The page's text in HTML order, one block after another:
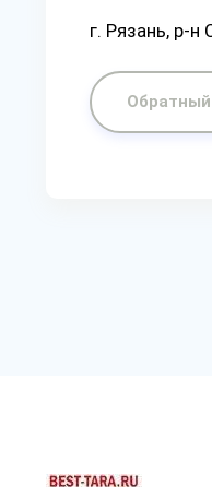
г. Рязaнь, p-н
Обратный